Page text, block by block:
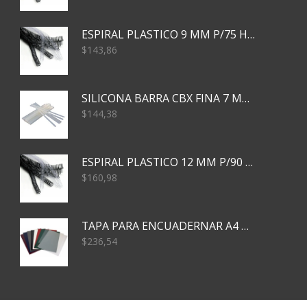
ESPIRAL PLASTICO 9 MM P/75 HJS X50X2400
$143,86
SILICONA BARRA CBX FINA 7 MM 28 CM
$144,38
ESPIRAL PLASTICO 12 MM P/90 HJS X50X1500
$160,98
TAPA PARA ENCUADERNAR A4 TRANSP x50x500
$236,54